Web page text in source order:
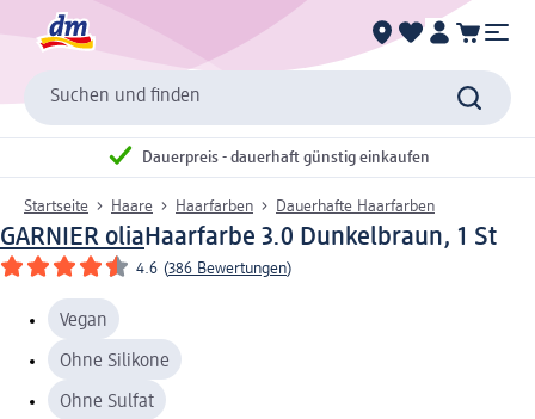
Suchen und finden
Dauerpreis - dauerhaft günstig einkaufen
Startseite Haare Haarfarben Dauerhafte Haarfarben
GARNIER olia Haarfarbe 3.0 Dunkelbraun, 1 St
4.6 (386 Bewertungen)
Vegan
Ohne Silikone
Ohne Sulfat